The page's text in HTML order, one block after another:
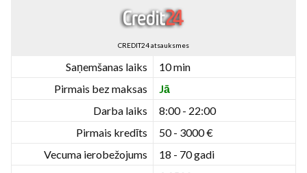
CREDIT24 atsauksmes
Saņemšanas laiks
10 min
Pirmais bez maksas
Jā
Darba laiks
8:00 - 22:00
Pirmais kredīts
50 - 3000 €
Vecuma ierobežojums
18 - 70 gadi